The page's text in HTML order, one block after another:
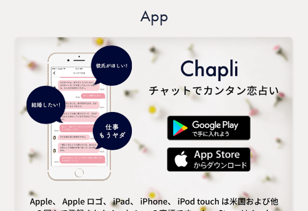
App